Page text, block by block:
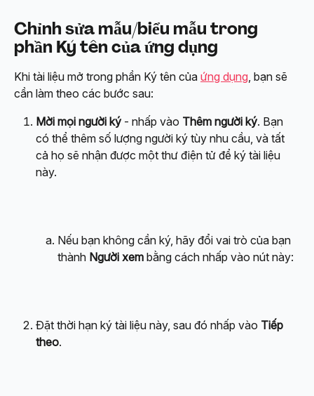
Chỉnh sửa mẫu/biểu mẫu trong
phần Ký tên của ứng dụng
Khi tài liệu mở trong phần Ký tên của ứng dụng , bạn sẽ
cần làm theo các bước sau:
Mời mọi người ký - nhấp vào Thêm người ký. Bạn
có thể thêm số lượng người ký tùy nhu cầu, và tất
cả họ sẽ nhận được một thư điện tử để ký tài liệu
này.
Nếu bạn không cần ký, hãy đổi vai trò của bạn
thành Người xem bằng cách nhấp vào nút này:
Đặt thời hạn ký tài liệu này, sau đó nhấp vào Tiếp
theo.